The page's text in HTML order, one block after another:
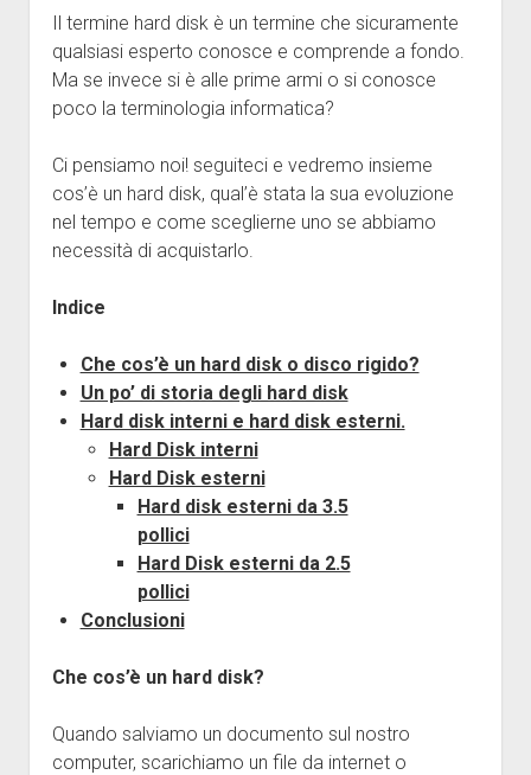
Il termine hard disk è un termine che sicuramente
qualsiasi esperto conosce e comprende a fondo.
Ma se invece si è alle prime armi o si conosce
poco la terminologia informatica?
Ci pensiamo noi! seguiteci e vedremo insieme
cos’è un hard disk, qual’è stata la sua evoluzione
nel tempo e come sceglierne uno se abbiamo
necessità di acquistarlo.
Indice
Che cos’è un hard disk o disco rigido?
Un po’ di storia degli hard disk
Hard disk interni e hard disk esterni.
Hard Disk interni
Hard Disk esterni
Hard disk esterni da 3.5
pollici
Hard Disk esterni da 2.5
pollici
Conclusioni
Che cos’è un hard disk?
Quando salviamo un documento sul nostro
computer, scarichiamo un file da internet o